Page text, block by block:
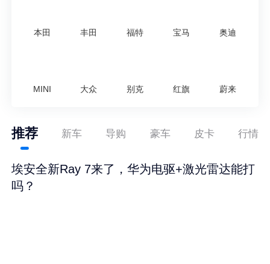
本田 丰田 福特 宝马 奥迪
MINI 大众 别克 红旗 蔚来
推荐 新车 导购 豪车 皮卡 行情
埃安全新Ray 7来了，华为电驱+激光雷达能打
吗？